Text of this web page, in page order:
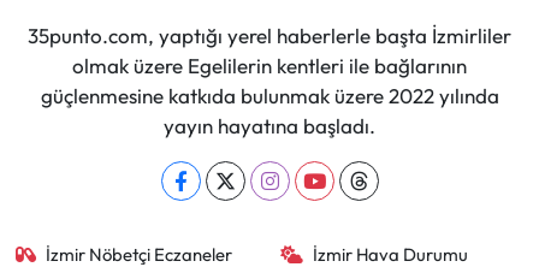
35punto.com, yaptığı yerel haberlerle başta İzmirliler
olmak üzere Egelilerin kentleri ile bağlarının
güçlenmesine katkıda bulunmak üzere 2022 yılında
yayın hayatına başladı.
İzmir Nöbetçi Eczaneler İzmir Hava Durumu